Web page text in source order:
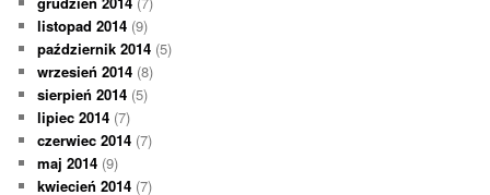
listopad 2014 (9)
październik 2014 (5)
wrzesień 2014 (8)
sierpień 2014 (5)
lipiec 2014 (7)
czerwiec 2014 (7)
maj 2014 (9)
kwiecień 2014 (7)